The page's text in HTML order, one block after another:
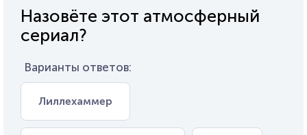
Назовёте этот атмосферный
сериал?
Варианты ответов:
Лиллехаммер